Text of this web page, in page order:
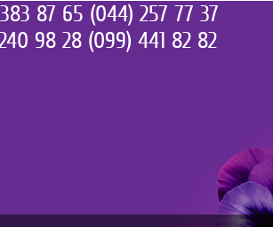
87 65 (044) 257 77 37
98 28 (099) 441 82 82